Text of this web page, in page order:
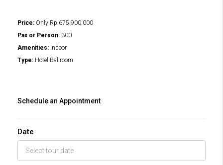
Price: Only Rp.675.900.000
Pax or Person: 300
Amenities: Indoor
Type: Hotel Ballroom
Schedule an Appointment
Date